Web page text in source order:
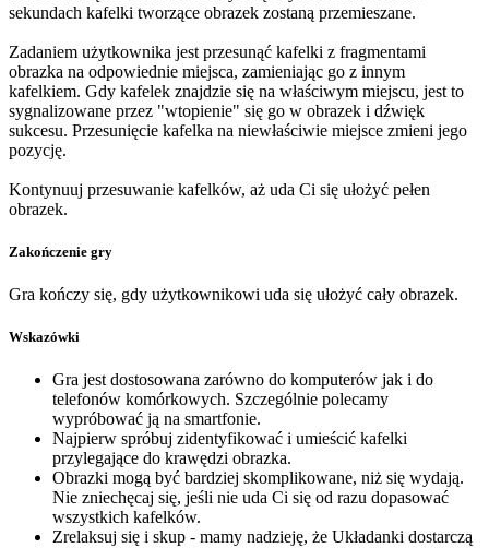
sekundach kafelki tworzące obrazek zostaną przemieszane.
Zadaniem użytkownika jest przesunąć kafelki z fragmentami
obrazka na odpowiednie miejsca, zamieniając go z innym
kafelkiem. Gdy kafelek znajdzie się na właściwym miejscu, jest to
sygnalizowane przez "wtopienie" się go w obrazek i dźwięk
sukcesu. Przesunięcie kafelka na niewłaściwie miejsce zmieni jego
pozycję.
Kontynuuj przesuwanie kafelków, aż uda Ci się ułożyć pełen
obrazek.
Zakończenie gry
Gra kończy się, gdy użytkownikowi uda się ułożyć cały obrazek.
Wskazówki
Gra jest dostosowana zarówno do komputerów jak i do
telefonów komórkowych. Szczególnie polecamy
wypróbować ją na smartfonie.
Najpierw spróbuj zidentyfikować i umieścić kafelki
przylegające do krawędzi obrazka.
Obrazki mogą być bardziej skomplikowane, niż się wydają.
Nie zniechęcaj się, jeśli nie uda Ci się od razu dopasować
wszystkich kafelków.
Zrelaksuj się i skup - mamy nadzieję, że Układanki dostarczą